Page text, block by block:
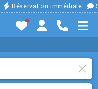
Réservation immédiate